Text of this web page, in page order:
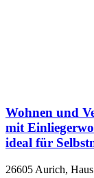
Wohnen und
mit
ideal für
26605 Aurich, Haus